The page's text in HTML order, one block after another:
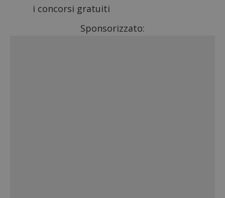
i concorsi gratuiti
Sponsorizzato: